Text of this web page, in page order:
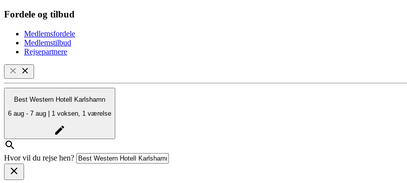
Fordele og tilbud
Medlemsfordele
Medlemstilbud
Rejsepartnere
Best Western Hotell Karlshamn
6 aug - 7 aug | 1 voksen, 1 værelse
Hvor vil du rejse hen?